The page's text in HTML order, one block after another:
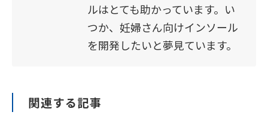
ルはとても助かっています。い
つか、妊婦さん向けインソール
を開発したいと夢見ています。
関連する記事